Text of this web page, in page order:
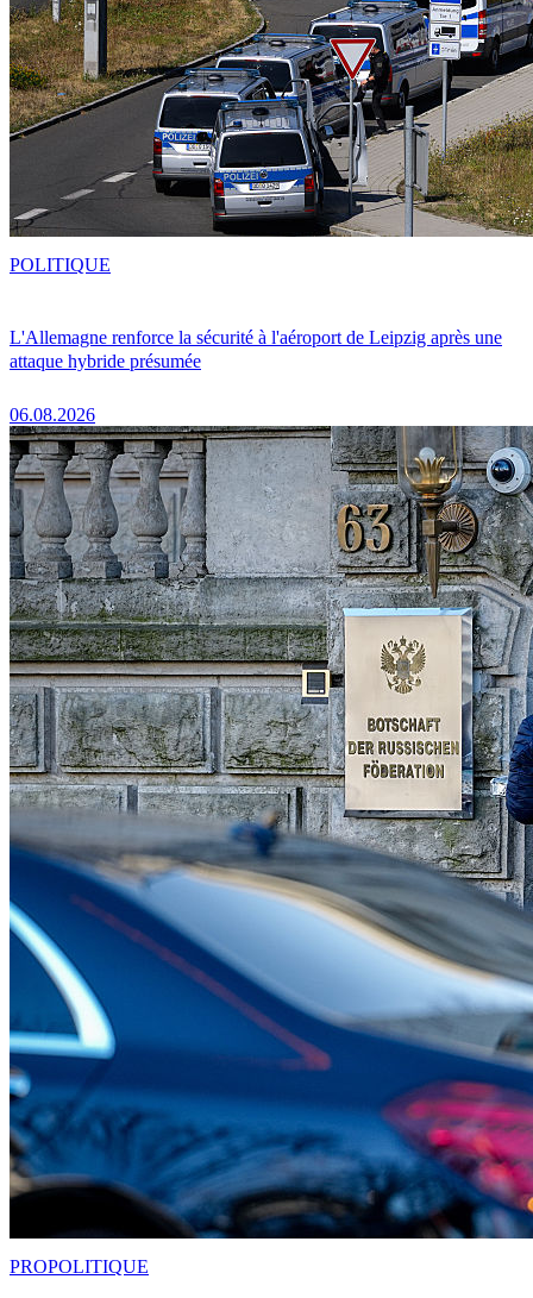
L'Allemagne renforce la sécurité à l'aéroport de Leipzig après une
attaque hybride présumée
06.08.2026
POLITIQUE
PROPOLITIQUE